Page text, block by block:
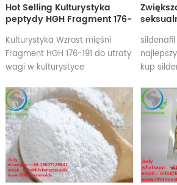
200mg
Hot Selling Kulturystyka
peptydy HGH Fragment 176-
Liofilizowany proszek
Kulturystyka Wzrost mięśni
Fragment HGH 176-191 do utraty
wagi w kulturystyce
Men
kup
zalety
uboczne